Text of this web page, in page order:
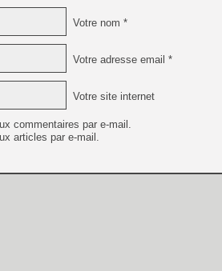
Votre nom *
Votre adresse email *
Votre site internet
commentaires par e-mail.
articles par e-mail.